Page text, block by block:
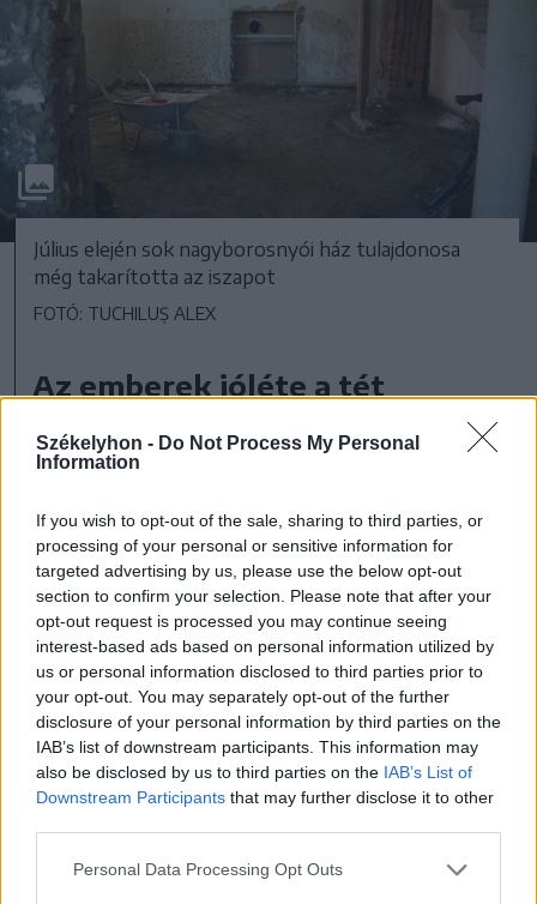
Székelyhon - Do Not Process My Personal
Information
If you wish to opt-out of the sale, sharing to third parties, or
processing of your personal or sensitive information for
targeted advertising by us, please use the below opt-out
section to confirm your selection. Please note that after your
opt-out request is processed you may continue seeing
interest-based ads based on personal information utilized by
us or personal information disclosed to third parties prior to
your opt-out. You may separately opt-out of the further
disclosure of your personal information by third parties on the
IAB’s list of downstream participants. This information may
also be disclosed by us to third parties on the IAB’s List of
Downstream Participants that may further disclose it to other
Personal Data Processing Opt Outs
Július elején sok nagyborosnyói ház tulajdonosa
még takarította az iszapot
FOTÓ: TUCHILUȘ ALEX
Az emberek jóléte a tét
Tăraș Silviu szerint nem minden
kökösbácsteleki lakónak nyújt vigaszt az
adomány, még akkor sem, ha jelentősebb
támogatásokhoz jutottak, mint a 2018-as
árvíz idején.
A lakók többsége főként
azt szeretné, ha
megerősítenék a gátakat.